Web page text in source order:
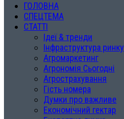
ГОЛОВНА
СПЕЦТЕМА
СТАТТІ
Ідеї & тренди
Інфраструктура ринку
Агромаркетинг
Агрономія Сьогодні
Агрострахування
Гість номера
Думки про важливе
Економічний гектар